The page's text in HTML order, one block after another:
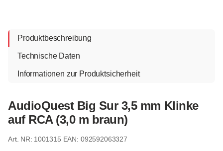
Produktbeschreibung
Technische Daten
Informationen zur Produktsicherheit
AudioQuest Big Sur 3,5 mm Klinke
auf RCA (3,0 m braun)
1001315 EAN: 092592063327